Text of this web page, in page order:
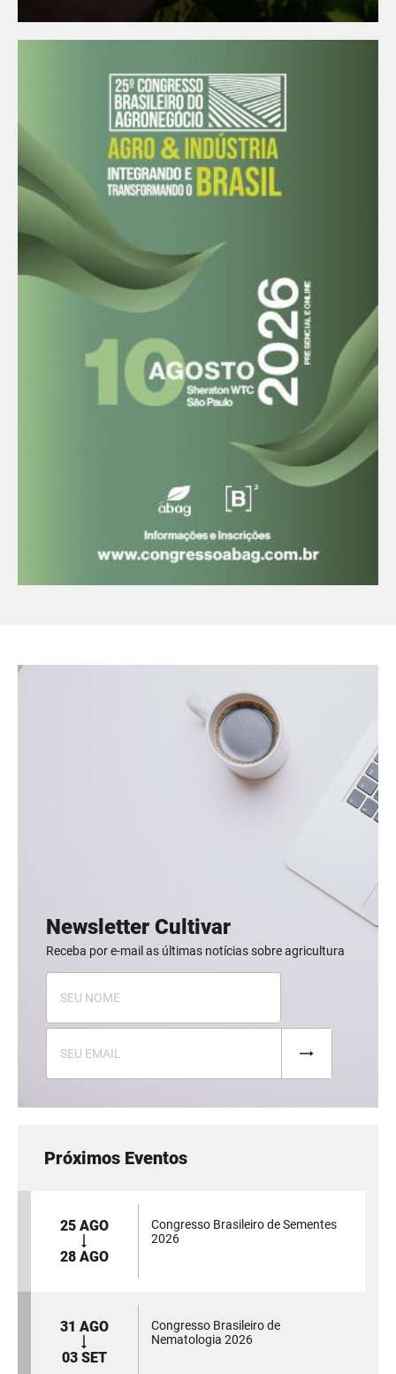
Newsletter Cultivar
Receba por e-mail as últimas notícias sobre agricultura
Próximos Eventos
25 AGO
28 AGO
Congresso Brasileiro de Sementes
2026
31 AGO
03 SET
Congresso Brasileiro de
Nematologia 2026